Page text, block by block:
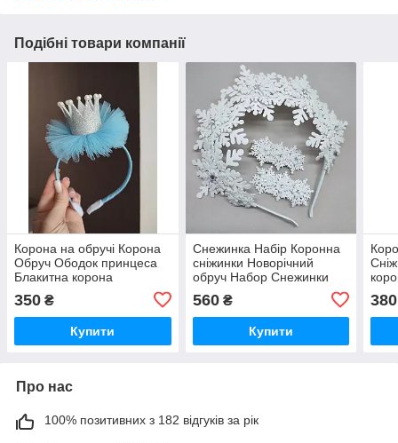
Подібні товари компанії
Корона на обручі Корона
Обруч Ободок принцеса
Блакитна корона
350 ₴
Купити
Снежинка Набір Коронна
сніжинки Новорічний
обруч Набор Снежинки
Ободок Корона Сніжинки
560₴
Купити
380
Про нас
100% позитивних з 182 відгуків за рік